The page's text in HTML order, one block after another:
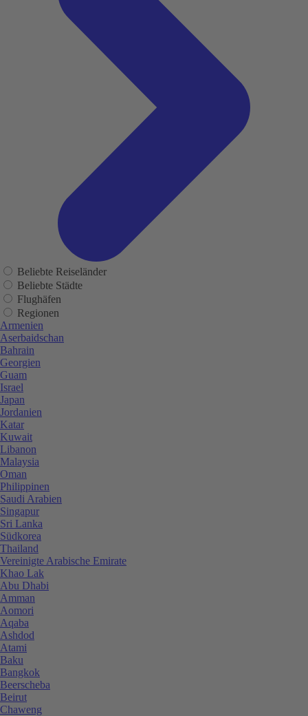
Beliebte Reiseländer
Beliebte Städte
Flughäfen
Regionen
Armenien
Aserbaidschan
Bahrain
Georgien
Guam
Israel
Japan
Jordanien
Katar
Kuwait
Libanon
Malaysia
Oman
Philippinen
Saudi Arabien
Singapur
Sri Lanka
Südkorea
Thailand
Vereinigte Arabische Emirate
Khao Lak
Abu Dhabi
Amman
Aomori
Aqaba
Ashdod
Atami
Baku
Bangkok
Beerscheba
Beirut
Chaweng